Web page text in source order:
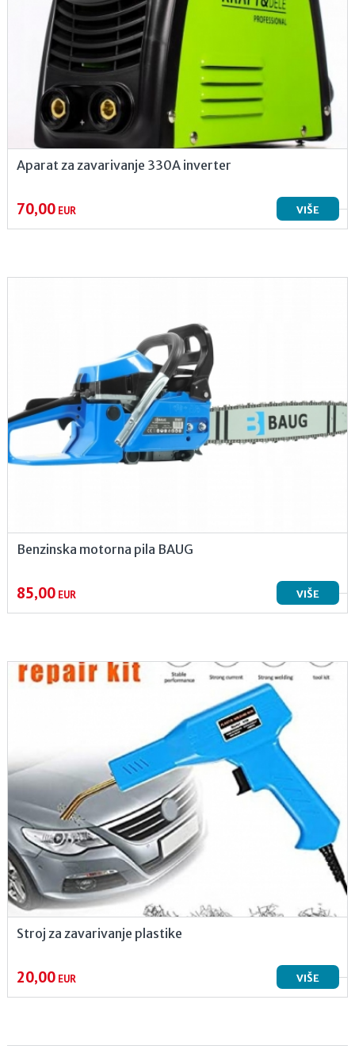
Aparat za zavarivanje 330A inverter
70,00EUR VIŠE
Benzinska motorna pila BAUG
85,00EUR VIŠE
Stroj za zavarivanje plastike
20,00EUR VIŠE